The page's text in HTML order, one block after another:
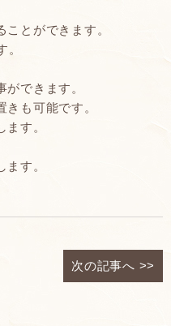
とができます。
。
できます。
も可能です。
す。
す。
次の記事へ >>